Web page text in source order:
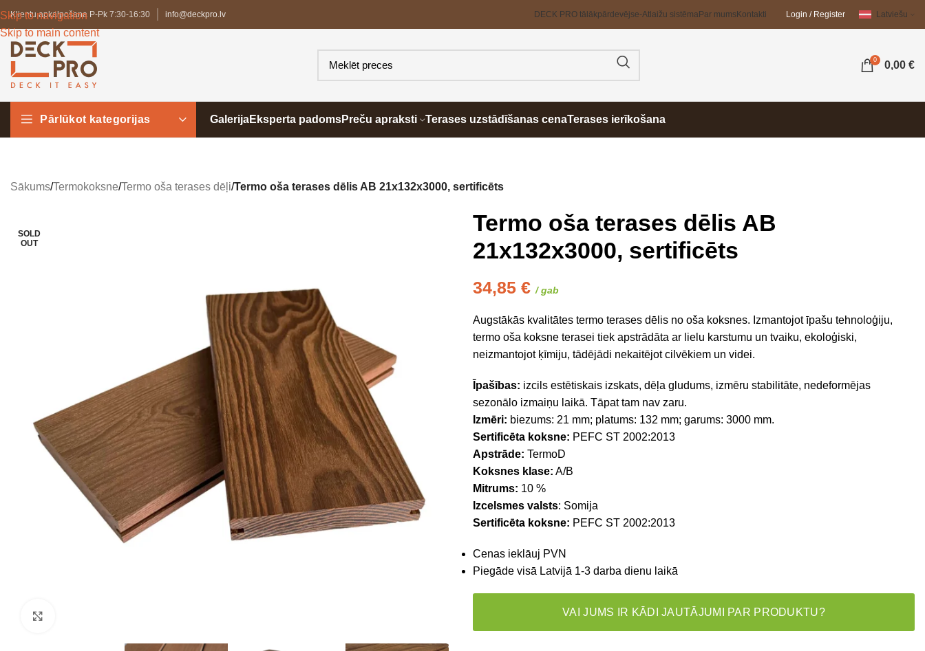
Skip to navigation
Skip to main content
Klientu apkalpošana P-Pk 7:30-16:30 info@deckpro.lv DECK PRO tālākpārdevējse-Atlaižu sistēmaPar mumsKontakti Login / Register Latviešu
0 0,00 €
Pārlūkot kategorijas GalerijaEksperta padomsPreču apraksti Terases uzstādīšanas cenaTerases ierīkošana
Sākums/Termokoksne/Termo oša terases dēļi/Termo oša terases dēlis AB 21x132x3000, sertificēts
SOLD
OUT
Termo oša terases dēlis AB
21x132x3000, sertificēts
34,85 € / gab
Augstākās kvalitātes termo terases dēlis no oša koksnes. Izmantojot īpašu tehnoloģiju,
termo oša koksne terasei tiek apstrādāta ar lielu karstumu un tvaiku, ekoloģiski,
neizmantojot ķīmiju, tādējādi nekaitējot cilvēkiem un videi.
Īpašības: izcils estētiskais izskats, dēļa gludums, izmēru stabilitāte, nedeformējas
sezonālo izmaiņu laikā. Tāpat tam nav zaru.
Izmēri: biezums: 21 mm; platums: 132 mm; garums: 3000 mm.
Sertificēta koksne: PEFC ST 2002:2013
Apstrāde: TermoD
Koksnes klase: A/B
Mitrums: 10 %
Izcelsmes valsts: Somija
Sertificēta koksne: PEFC ST 2002:2013
Cenas ieklāuj PVN
Piegāde visā Latvijā 1-3 darba dienu laikā
VAI JUMS IR KĀDI JAUTĀJUMI PAR PRODUKTU?